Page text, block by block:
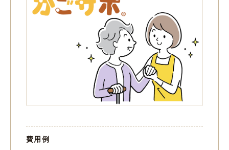
費用例